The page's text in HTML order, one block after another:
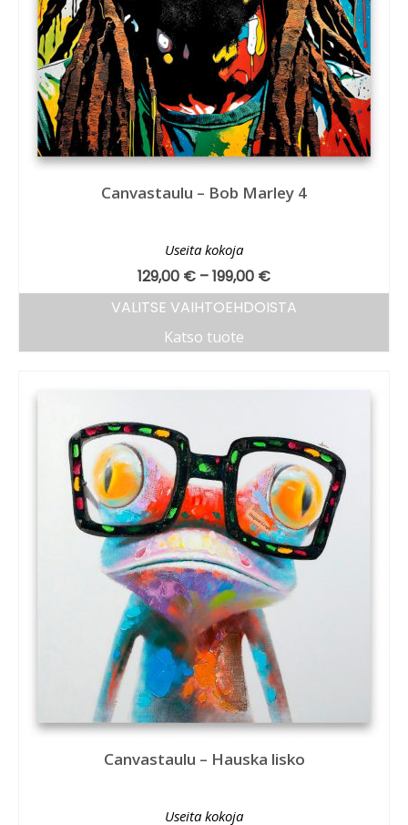
Canvastaulu – Bob Marley 4
Useita kokoja
129,00 € –199,00 €
VALITSE VAIHTOEHDOISTA
Katso tuote
Canvastaulu – Hauska lisko
Useita kokoja